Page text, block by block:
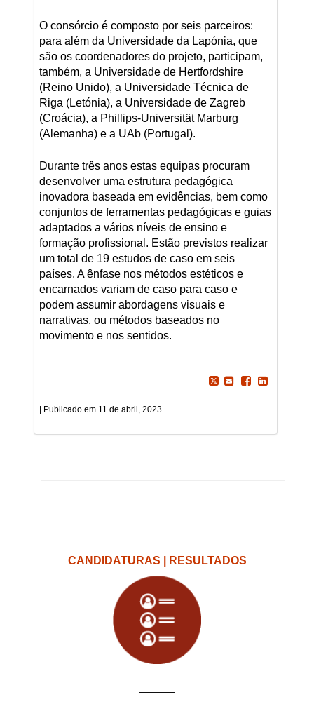
O consórcio é composto por seis parceiros:
para além da Universidade da Lapónia, que
são os coordenadores do projeto, participam,
também, a Universidade de Hertfordshire
(Reino Unido), a Universidade Técnica de
Riga (Letónia), a Universidade de Zagreb
(Croácia), a Phillips-Universität Marburg
(Alemanha) e a UAb (Portugal).
Durante três anos estas equipas procuram
desenvolver uma estrutura pedagógica
inovadora baseada em evidências, bem como
conjuntos de ferramentas pedagógicas e guias
adaptados a vários níveis de ensino e
formação profissional. Estão previstos realizar
um total de 19 estudos de caso em seis
países. A ênfase nos métodos estéticos e
encarnados variam de caso para caso e
podem assumir abordagens visuais e
narrativas, ou métodos baseados no
movimento e nos sentidos.
11 de abril, 2023
CANDIDATURAS | RESULTADOS